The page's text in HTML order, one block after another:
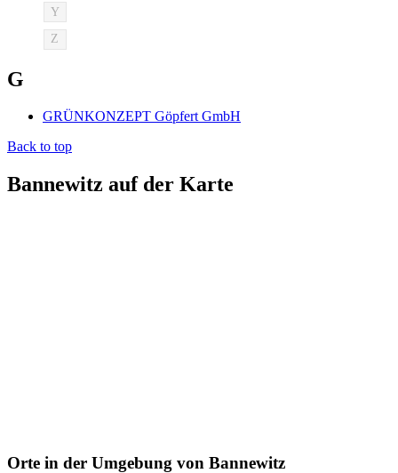
Y
Z
G
GRÜNKONZEPT Göpfert GmbH
Back to top
Bannewitz auf der Karte
Orte in der Umgebung von Bannewitz